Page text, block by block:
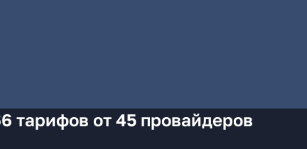
тарифов от 45 провайдеров